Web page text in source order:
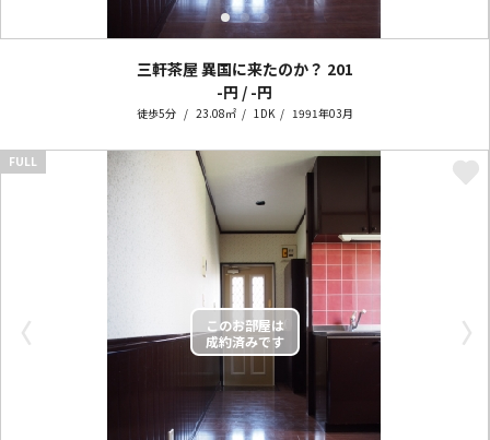
三軒茶屋 異国に来たのか？ 201
-円 / -円
徒歩5分 23.08㎡ 1DK 1991年03月
〈 〉
FULL